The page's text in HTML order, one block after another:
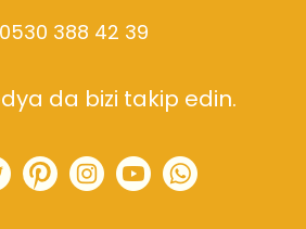
0530 388 42 39
da bizi takip edin.